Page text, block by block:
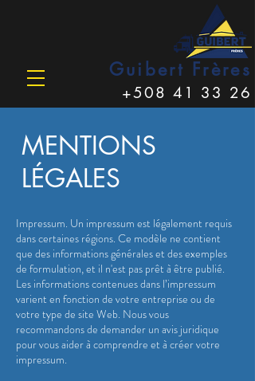
Guibert Frères
+508 41 33 26
MENTIONS
LÉGALES
Impressum. Un impressum est légalement requis
dans certaines régions. Ce modèle ne contient
que des informations générales et des exemples
de formulation, et il n'est pas prêt à être publié.
Les informations contenues dans l’impressum
varient en fonction de votre entreprise ou de
votre type de site Web. Nous vous
recommandons de demander un avis juridique
pour vous aider à comprendre et à créer votre
impressum.